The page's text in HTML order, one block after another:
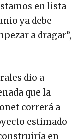
en lista
ya debe
a dragar”,
dio a
que la
correrá a
estimado
en